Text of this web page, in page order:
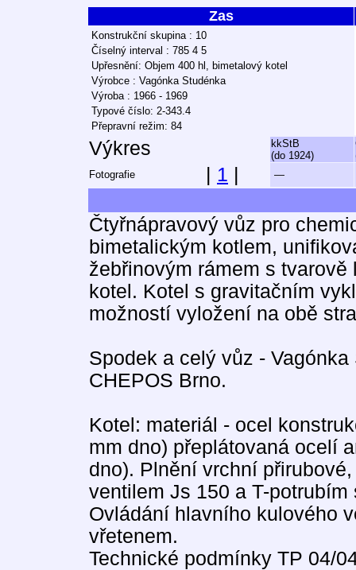
Zas
Konstrukční skupina : 10
Číselný interval : 785 4 5
Upřesnění: Objem 400 hl, bimetalový kotel
Výrobce : Vagónka Studénka
Výroba : 1966 - 1969
Typové číslo: 2-343.4
Přepravní režim: 84
Výkres
kkStB
(do 1924)
Fotografie
1 —
Čtyřnápravový vůz pro
bimetalickým kotlem,
žebřinovým rámem s
kotel. Kotel s gravitačním
možností vyložení na obě
Spodek a celý vůz -
CHEPOS Brno.
Kotel: materiál - ocel
mm dno) přeplátovaná ocelí
dno). Plnění vrchní
ventilem Js 150 a T-
Ovládání hlavního kulového
vřetenem.
Technické podmínky TP 04/